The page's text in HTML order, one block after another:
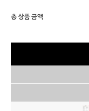
총 상품 금액